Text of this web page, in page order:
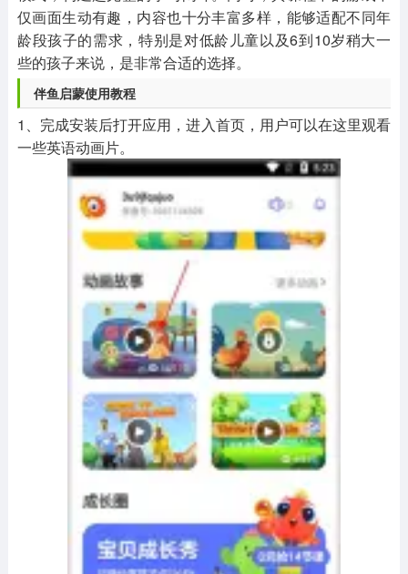
仅画面生动有趣，内容也十分丰富多样，能够适配不同年
龄段孩子的需求，特别是对低龄儿童以及6到10岁稍大一
些的孩子来说，是非常合适的选择。
伴鱼启蒙使用教程
1、完成安装后打开应用，进入首页，用户可以在这里观看
一些英语动画片。